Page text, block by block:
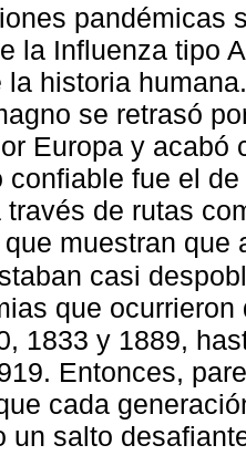
pandémicas
la Influenza tipo
la historia
se retrasó
Europa y acabó
confiable fue el
través de rutas
muestran
casi
que
1833 y 1889,
Entonces,
cada
un salto